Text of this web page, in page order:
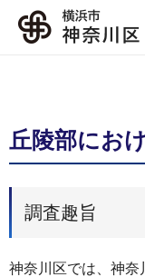
丘陵部にお
調査趣旨
神奈川区では、神奈